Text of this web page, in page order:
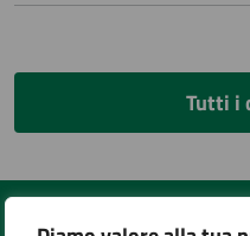
Tutti i